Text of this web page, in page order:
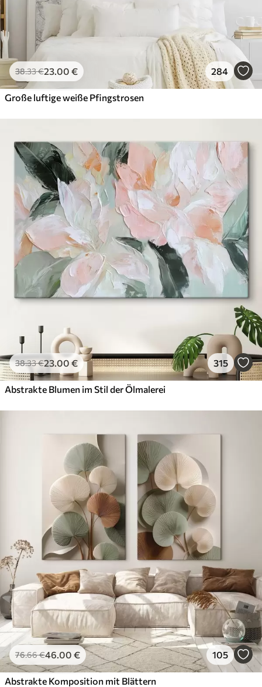
38.33€23.00 € 284
Große luftige weiße Pfingstrosen
38.33€23.00 € 315
Abstrakte Blumen im Stil der Ölmalerei
76.66€46.00 € 105
Abstrakte Komposition mit Blättern